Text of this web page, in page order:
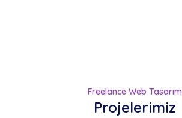
Freelance Web Tasarım
Projelerimiz